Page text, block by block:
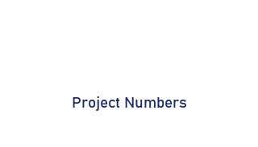
Project Numbers